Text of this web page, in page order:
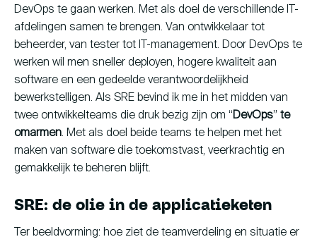
DevOps te gaan werken. Met als doel de verschillende IT-
afdelingen samen te brengen. Van ontwikkelaar tot
beheerder, van tester tot IT-management. Door DevOps te
werken wil men sneller deployen, hogere kwaliteit aan
software en een gedeelde verantwoordelijkheid
bewerkstelligen. Als SRE bevind ik me in het midden van
twee ontwikkelteams die druk bezig zijn om “DevOps” te
omarmen. Met als doel beide teams te helpen met het
maken van software die toekomstvast, veerkrachtig en
gemakkelijk te beheren blijft.
SRE: de olie in de applicatieketen
Ter beeldvorming: hoe ziet de teamverdeling en situatie er